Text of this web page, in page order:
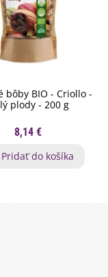
bôby BIO - Criollo -
plody - 200 g
8,14 €
Pridať do košíka